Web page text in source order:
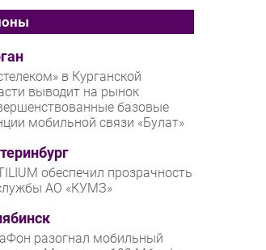
стенд
в Курганской
выводит на рынок
базовые
мобильной связи «Булат»
обеспечил прозрачность
АО «КУМЗ»
разогнал мобильный